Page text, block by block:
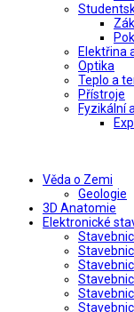
Elektřina
Optika
Teplo a
Přístroje
Fyzikální
Věda o Zemi
Geologie
3D Anatomie
Elektronické